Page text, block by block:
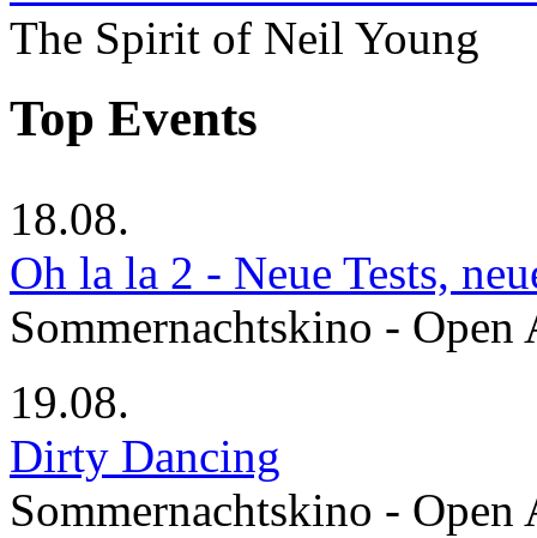
The Spirit of Neil Young
Top Events
18.08.
Oh la la 2 - Neue Tests,
Sommernachtskino - Open
19.08.
Dirty Dancing
Sommernachtskino - Open